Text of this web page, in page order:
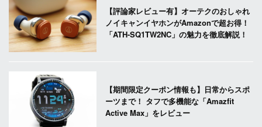
【評論家レビュー有】オーテクのおしゃれ
ノイキャンイヤホンがAmazonで超お得！
「ATH-SQ1TW2NC」の魅力を徹底解説！
【期間限定クーポン情報も】日常からスポ
ーツまで！ タフで多機能な「Amazfit
Active Max」をレビュー